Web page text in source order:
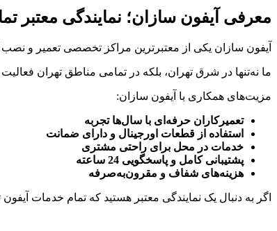
معرفی آیفون سازان؛ نمایندگی معتبر
آیفون سازان یکی از معتبرترین مراکز تخصصی تعمیر و
ما نه‌تنها در شرق تهران، بلکه در تمامی مناطق تهران
مزیت‌های همکاری با آیفون سازان:
تعمیرکاران حرفه‌ای با سال‌ها تجربه
استفاده از قطعات اورجینال و دارای ضمانت
خدمات در محل برای راحتی مشتری
پشتیبانی کامل و پاسخگویی 24 ساعته
هزینه‌های شفاف و مقرون‌به‌صرفه
اگر به دنبال یک نمایندگی معتبر هستید که تمام خدمات